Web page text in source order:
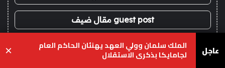
guest post مقال ضيف
سوق العرب عاجل الملك سلمان وولي العهد يهنئان الحاكم العام
لجامايكا بذكرى الاستقلال ×